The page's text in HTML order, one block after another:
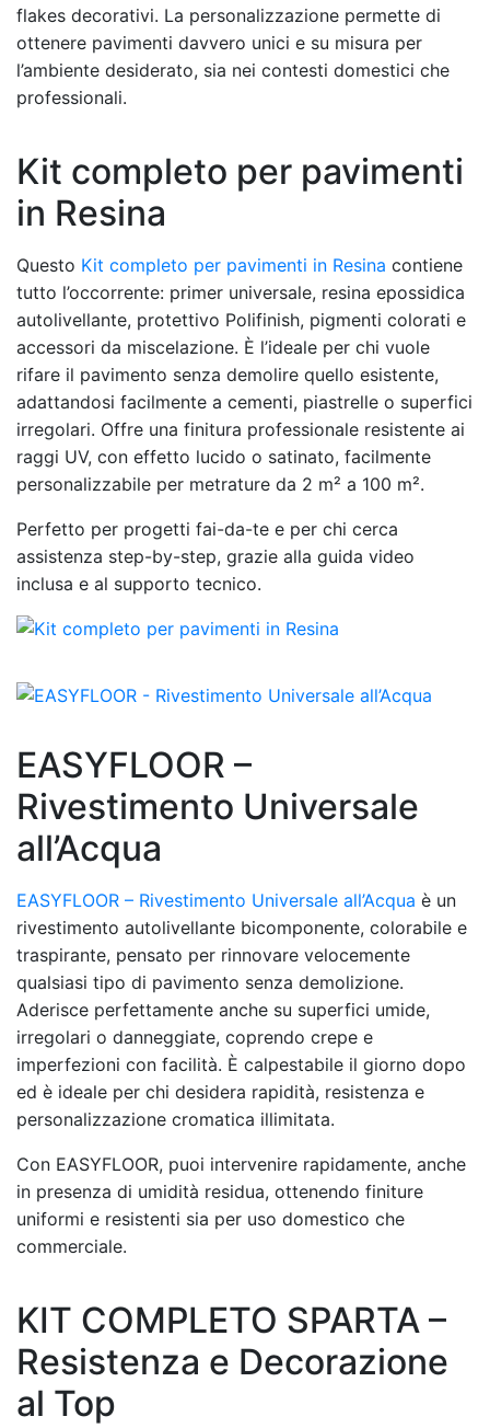
flakes decorativi. La personalizzazione permette di
ottenere pavimenti davvero unici e su misura per
l’ambiente desiderato, sia nei contesti domestici che
professionali.
Kit completo per pavimenti
in Resina
Questo Kit completo per pavimenti in Resina contiene
tutto l’occorrente: primer universale, resina epossidica
autolivellante, protettivo Polifinish, pigmenti colorati e
accessori da miscelazione. È l’ideale per chi vuole
rifare il pavimento senza demolire quello esistente,
adattandosi facilmente a cementi, piastrelle o superfici
irregolari. Offre una finitura professionale resistente ai
raggi UV, con effetto lucido o satinato, facilmente
personalizzabile per metrature da 2 m² a 100 m².
Perfetto per progetti fai-da-te e per chi cerca
assistenza step-by-step, grazie alla guida video
inclusa e al supporto tecnico.
EASYFLOOR –
Rivestimento Universale
all’Acqua
EASYFLOOR – Rivestimento Universale all’Acqua è un
rivestimento autolivellante bicomponente, colorabile e
traspirante, pensato per rinnovare velocemente
qualsiasi tipo di pavimento senza demolizione.
Aderisce perfettamente anche su superfici umide,
irregolari o danneggiate, coprendo crepe e
imperfezioni con facilità. È calpestabile il giorno dopo
ed è ideale per chi desidera rapidità, resistenza e
personalizzazione cromatica illimitata.
Con EASYFLOOR, puoi intervenire rapidamente, anche
in presenza di umidità residua, ottenendo finiture
uniformi e resistenti sia per uso domestico che
commerciale.
KIT COMPLETO SPARTA –
Resistenza e Decorazione
al Top